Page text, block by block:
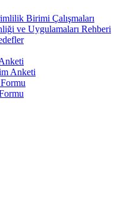
Birimi Çalışmaları
ve Uygulamaları Rehberi
Anketi